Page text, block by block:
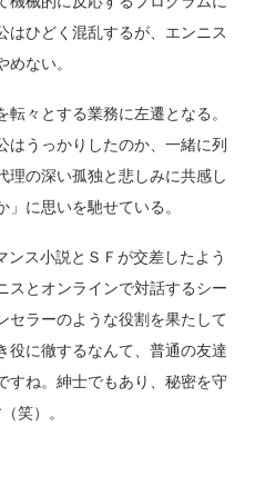
はひどく混乱するが、エンニス
ない。
々とする業務に左遷となる。
はうっかりしたのか、一緒に列
理の深い孤独と悲しみに共感し
に思いを馳せている。
ス小説とＳＦが交差したよう
スとオンラインで対話するシー
セラーのような役割を果たして
役に徹するなんて、普通の友達
すね。紳士でもあり、秘密を守
笑）。